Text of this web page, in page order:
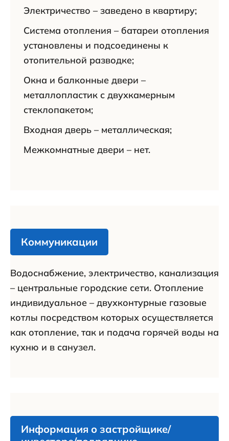
Электричество – заведено в квартиру;
Система отопления – батареи отопления
установлены и подсоединены к
отопительной разводке;
Окна и балконные двери –
металлопластик с двухкамерным
стеклопакетом;
Входная дверь – металлическая;
Межкомнатные двери – нет.
Коммуникации
Водоснабжение, электричество, канализация
– центральные городские сети. Отопление
индивидуальное – двухконтурные газовые
котлы посредством которых осуществляется
как отопление, так и подача горячей воды на
кухню и в санузел.
Информация о застройщике/